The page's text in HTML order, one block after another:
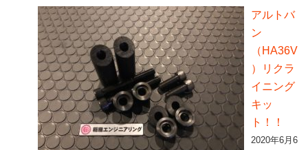
アルトバ
ン
（HA36V
）リクラ
イニング
キッ
ト！！
2020年6月6